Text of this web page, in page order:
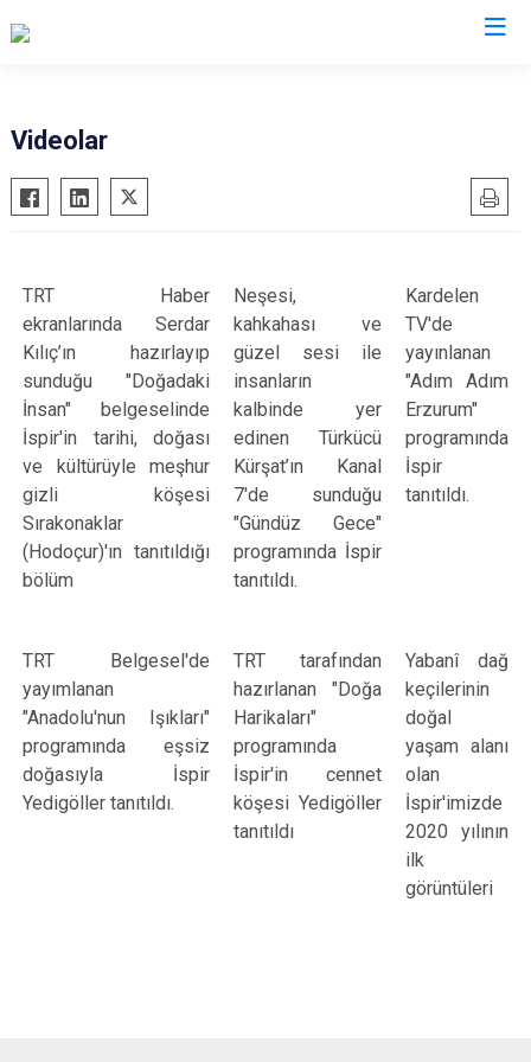
Aşkale
Çat
Horasan
Aziziye
Karaçoban
Karayazı
Köprüköy
Narman
Pazaryolu
Şenkaya
Tekman
Tortum
Uzundere
Palandöken
Yakutiye
Videolar
TRT Haber
ekranlarında Serdar
Kılıç’ın hazırlayıp
sunduğu "Doğadaki
İnsan" belgeselinde
İspir'in tarihi, doğası
ve kültürüyle meşhur
gizli köşesi
Sırakonaklar
(Hodoçur)'ın tanıtıldığı
bölüm
Neşesi,
kahkahası ve
güzel sesi ile
insanların
kalbinde yer
edinen Türkücü
Kürşat’ın Kanal
7'de sunduğu
"Gündüz Gece"
programında İspir
tanıtıldı.
Kardelen
TV'de
yayınlanan
"Adım Adım
Erzurum"
programında
İspir
tanıtıldı.
TRT Belgesel'de
yayımlanan
"Anadolu'nun Işıkları"
programında eşsiz
doğasıyla İspir
Yedigöller tanıtıldı.
TRT tarafından
hazırlanan "Doğa
Harikaları"
programında
İspir'in cennet
köşesi Yedigöller
tanıtıldı
Yabanî dağ
keçilerinin
doğal
yaşam alanı
olan
İspir'imizde
2020 yılının
ilk
görüntüleri